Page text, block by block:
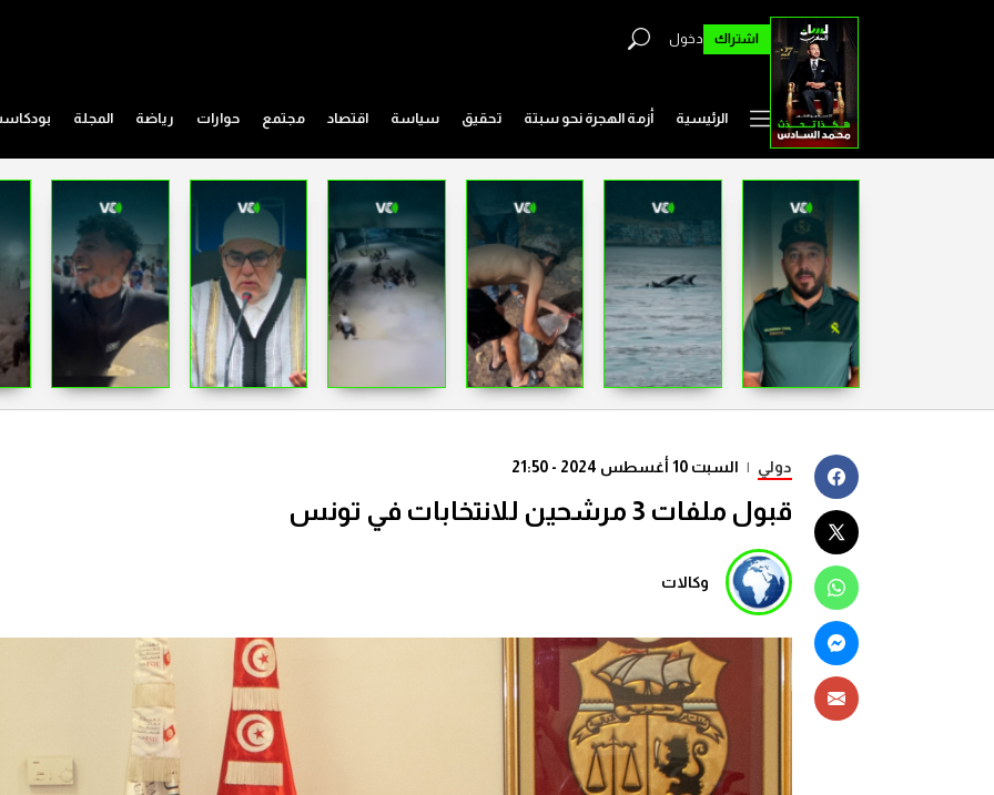
اشتراك دخول
الرئيسية أزمة الهجرة نحو سبتة تحقيق سياسة اقتصاد مجتمع حوارات رياضة المجلة
دولي | السبت 10 أغسطس 2024 - 21:50
قبول ملفات 3 مرشحين للانتخابات في تونس
وكالات